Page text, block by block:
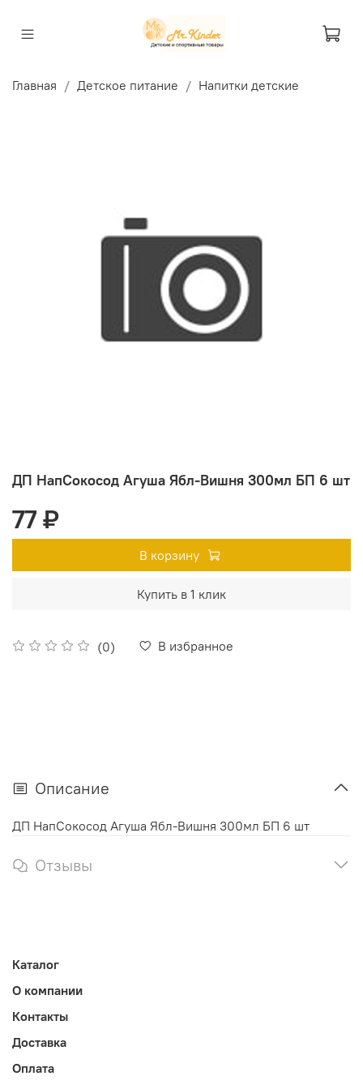
Главная Детское питание Напитки детские
ДП НапСокосод Агуша Ябл-Вишня 300мл БП 6 шт
(0) В избранное
77 ₽
В корзину
Купить в 1 клик
Описание
ДП НапСокосод Агуша Ябл-Вишня 300мл БП 6 шт
Отзывы
Каталог
О компании
Контакты
Доставка
Оплата